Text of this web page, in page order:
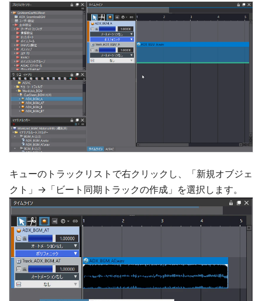
キューのトラックリストで右クリックし、「新規オブジェ
クト」→「ビート同期トラックの作成」を選択します。